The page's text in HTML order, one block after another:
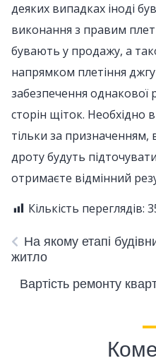
деяких випадках іноді
виконання з правим
бувають у продажу, а
напрямком плетіння
забезпечення однакової
сторін щіток. Необхідно
тільки за призначенням,
дроту будуть
отримаєте відмінний
Кількість переглядів:
На якому етапі
житло
Вартість ремонту